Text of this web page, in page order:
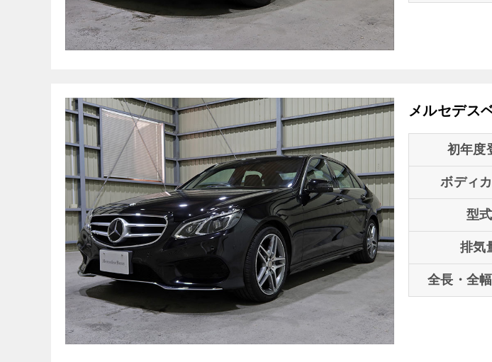
メルセデス
初年度
ボディ
型式
排気
全長・全